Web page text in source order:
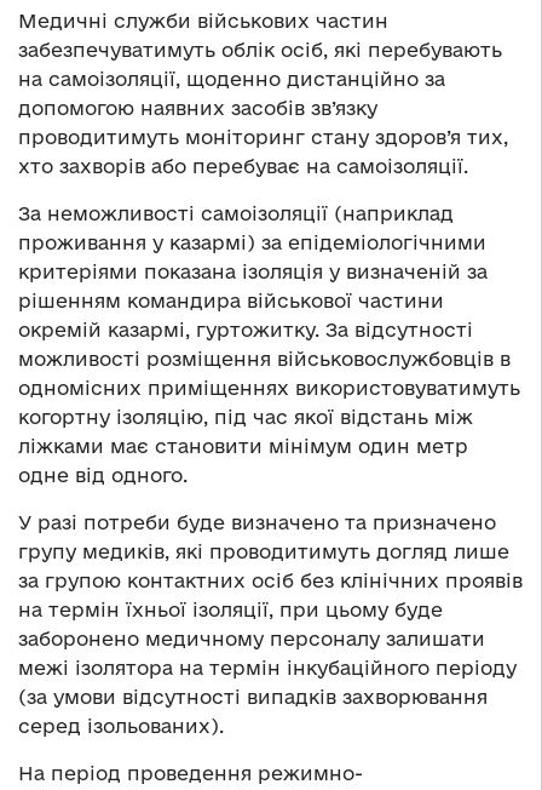
Медичні служби військових частин
забезпечуватимуть облік осіб, які перебувають
на самоізоляції, щоденно дистанційно за
допомогою наявних засобів зв’язку
проводитимуть моніторинг стану здоров’я тих,
хто захворів або перебуває на самоізоляції.
За неможливості самоізоляції (наприклад
проживання у казармі) за епідеміологічними
критеріями показана ізоляція у визначеній за
рішенням командира військової частини
окремій казармі, гуртожитку. За відсутності
можливості розміщення військовослужбовців в
одномісних приміщеннях використовуватимуть
когортну ізоляцію, під час якої відстань між
ліжками має становити мінімум один метр
одне від одного.
У разі потреби буде визначено та призначено
групу медиків, які проводитимуть догляд лише
за групою контактних осіб без клінічних проявів
на термін їхньої ізоляції, при цьому буде
заборонено медичному персоналу залишати
межі ізолятора на термін інкубаційного періоду
(за умови відсутності випадків захворювання
серед ізольованих).
На період проведення режимно-